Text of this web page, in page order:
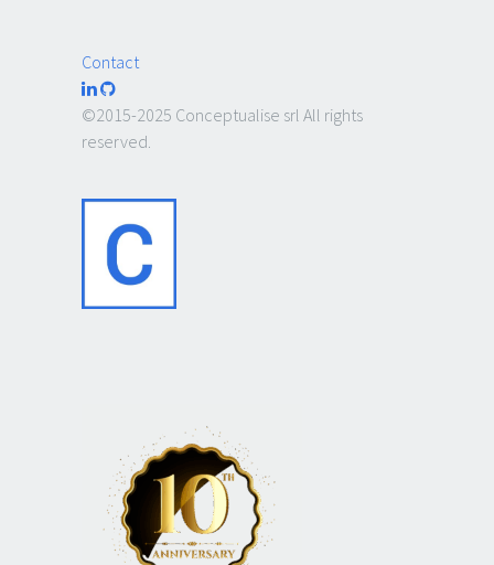
Contact
©2015-2025 Conceptualise srl All rights
reserved.